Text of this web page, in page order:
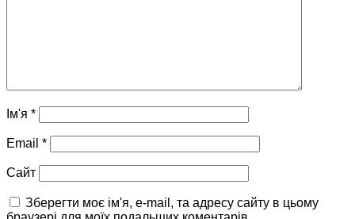
Ім'я *
Email *
Сайт
Зберегти моє ім'я, e-mail, та адресу сайту в цьому